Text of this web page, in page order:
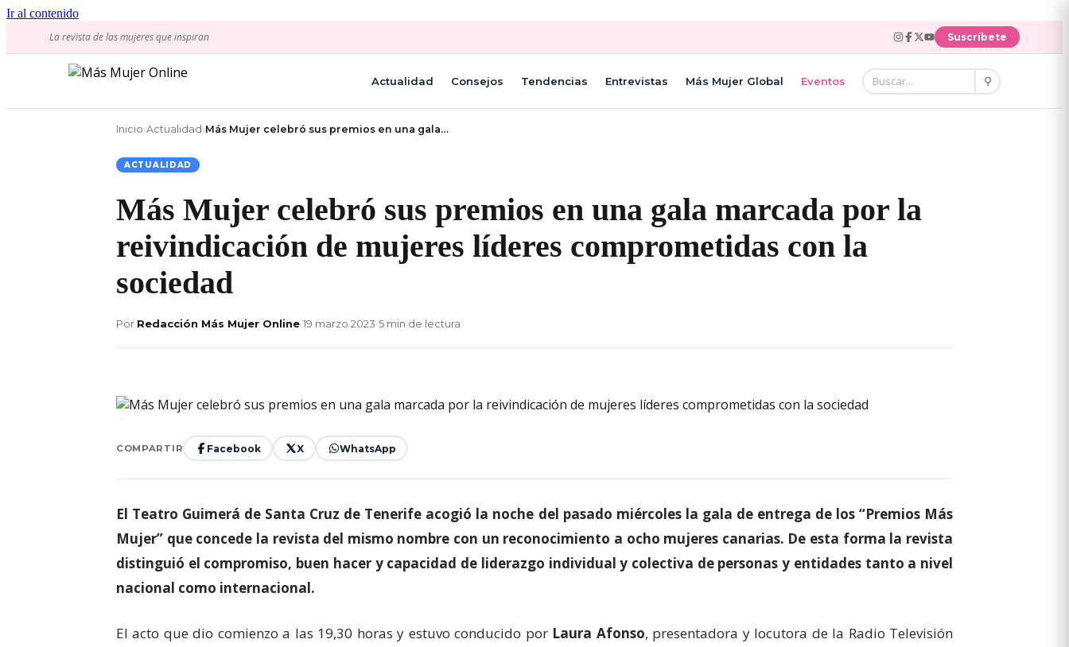
Ir al contenido
La revista de las mujeres que inspiran
Suscríbete
Actualidad Consejos Tendencias Entrevistas Más Mujer Global Eventos ⚲
Inicio›Actualidad ›Más Mujer celebró sus premios en una gala…
ACTUALIDAD
Más Mujer celebró sus premios en una gala marcada por la
reivindicación de mujeres líderes comprometidas con la
sociedad
Por Redacción Más Mujer Online•19 marzo 2023•5 min de lectura
COMPARTIR Facebook X WhatsApp
El Teatro Guimerá de Santa Cruz de Tenerife acogió la noche del pasado miércoles la gala de entrega de los “Premios Más
Mujer” que concede la revista del mismo nombre con un reconocimiento a ocho mujeres canarias. De esta forma la revista
distinguió el compromiso, buen hacer y capacidad de liderazgo individual y colectiva de personas y entidades tanto a nivel
nacional como internacional.
El acto que dio comienzo a las 19,30 horas y estuvo conducido por Laura Afonso, presentadora y locutora de la Radio Televisión